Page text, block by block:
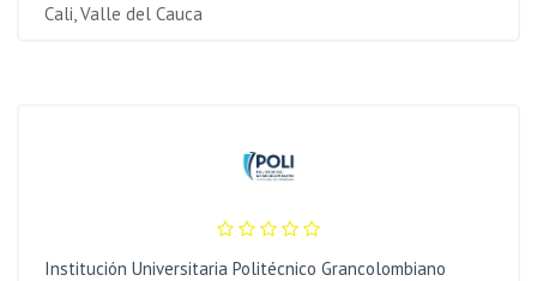
Cali, Valle del Cauca
Institución Universitaria Politécnico Grancolombiano